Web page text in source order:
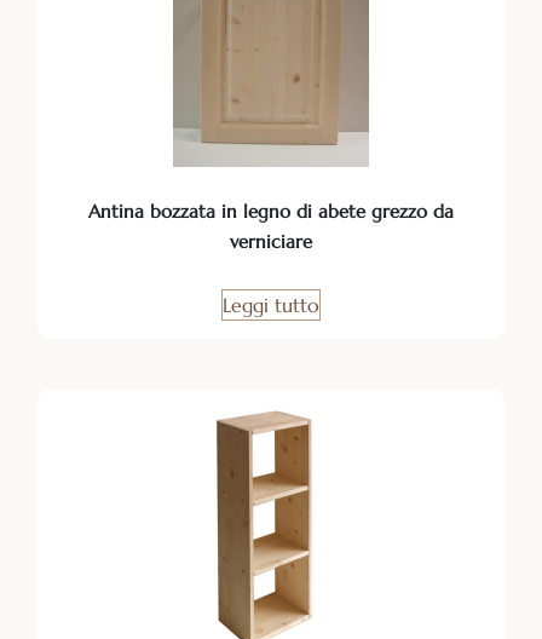
Antina bozzata in legno di abete grezzo da
verniciare
Leggi tutto